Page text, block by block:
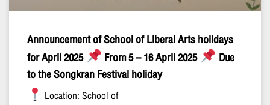
Announcement of School of Liberal Arts holidays
for April 2025
From 5 – 16 April 2025
Due
to the Songkran Festival holiday
Location: School of